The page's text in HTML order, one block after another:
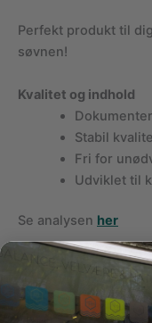
Perfekt produkt til
søvnen!
Kvalitet og indhold
Stabil
Fri for
Udviklet til
Se analysen her
Opbevares
Undgå